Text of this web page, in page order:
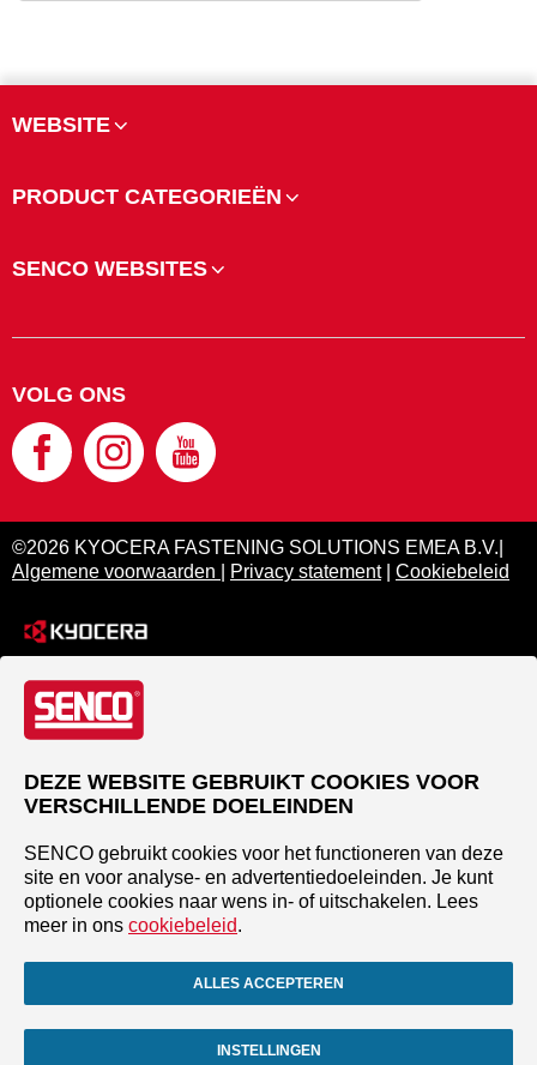
WEBSITE
PRODUCT CATEGORIEËN
SENCO WEBSITES
VOLG ONS
©2026 KYOCERA FASTENING SOLUTIONS EMEA B.V.|
Algemene voorwaarden
Privacy statement| Cookiebeleid
DEZE WEBSITE GEBRUIKT COOKIES VOOR
VERSCHILLENDE DOELEINDEN
SENCO gebruikt cookies voor het functioneren van deze
site en voor analyse- en advertentiedoeleinden. Je kunt
optionele cookies naar wens in- of uitschakelen. Lees
meer in ons cookiebeleid.
ALLES ACCEPTEREN
INSTELLINGEN